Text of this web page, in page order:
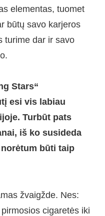
elementas, tuomet
būtų savo karjeros
turime dar ir savo
Stars“
esi vis labiau
Turbūt pats
iš ko susideda
būti taip
žvaigžde. Nes:
cigaretės iki